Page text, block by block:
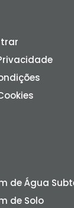
de Água
de Solo